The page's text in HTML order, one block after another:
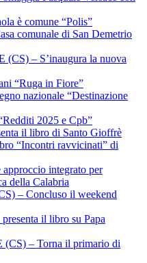
è comune “Polis”
comunale di San Demetrio
– S’inaugura la nuova
“Ruga in Fiore”
nazionale “Destinazione
2025 e Cpb”
il libro di Santo Gioffrè
“Incontri ravvicinati” di
integrato per
della Calabria
– Concluso il weekend
il libro su Papa
– Torna il primario di